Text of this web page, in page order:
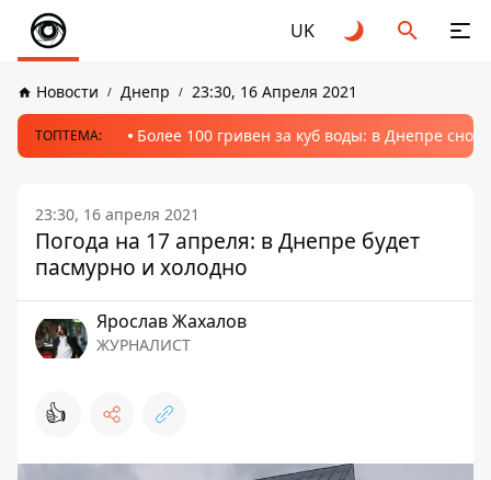
UK
Новости Днепр 23:30, 16 Апреля 2021
ТОПТЕМА: Более 100 гривен за куб воды: в Днепре
23:30, 16 апреля 2021
Погода на 17 апреля: в Днепре будет
пасмурно и холодно
Ярослав Жахалов
ЖУРНАЛИСТ
👍